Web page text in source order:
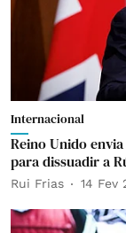
Internacional
Reino Unido
para dissuadir a
Rui Frias 14 Fev